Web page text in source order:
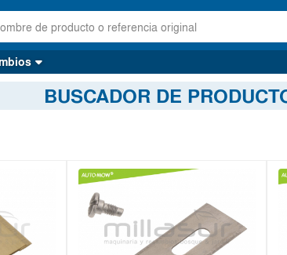
BUSCADOR DE